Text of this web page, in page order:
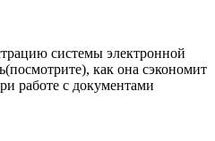
системы электронной
как она сэкономит
работе с документами